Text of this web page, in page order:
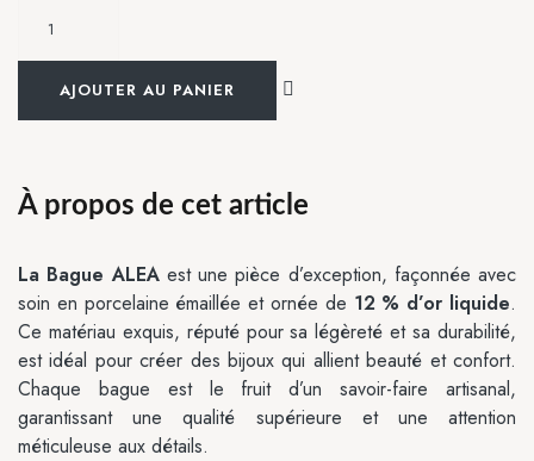
AJOUTER AU PANIER
À propos de cet article
La Bague ALEAest une pièce d’exception, façonnée avec
soin en porcelaine émaillée et ornée de 12 % d’or liquide.
Ce matériau exquis, réputé pour sa légèreté et sa durabilité,
est idéal pour créer des bijoux qui allient beauté et confort.
Chaque bague est le fruit d’un savoir-faire artisanal,
garantissant une qualité supérieure et une attention
méticuleuse aux détails.